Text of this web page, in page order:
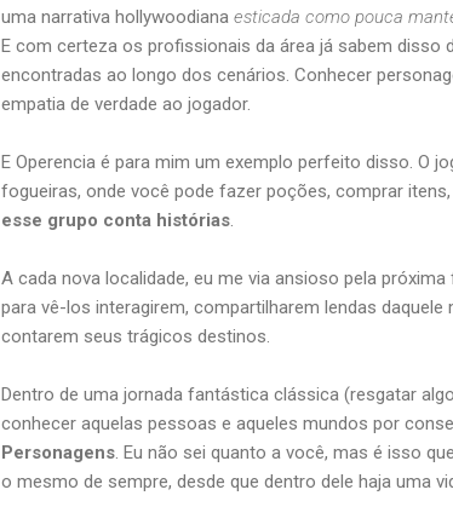
uma narrativa hollywoodiana esticada como pouca
E com certeza os profissionais da área já sabem disso
encontradas ao longo dos cenários. Conhecer
empatia de verdade ao jogador.
E Operencia é para mim um exemplo perfeito disso. O
fogueiras, onde você pode fazer poções, comprar
esse grupo conta histórias.
A cada nova localidade, eu me via ansioso pela
para vê-los interagirem, compartilharem lendas
contarem seus trágicos destinos.
Dentro de uma jornada fantástica clássica (resgatar
conhecer aquelas pessoas e aqueles mundos por
Personagens. Eu não sei quanto a você, mas é isso
o mesmo de sempre, desde que dentro dele haja uma